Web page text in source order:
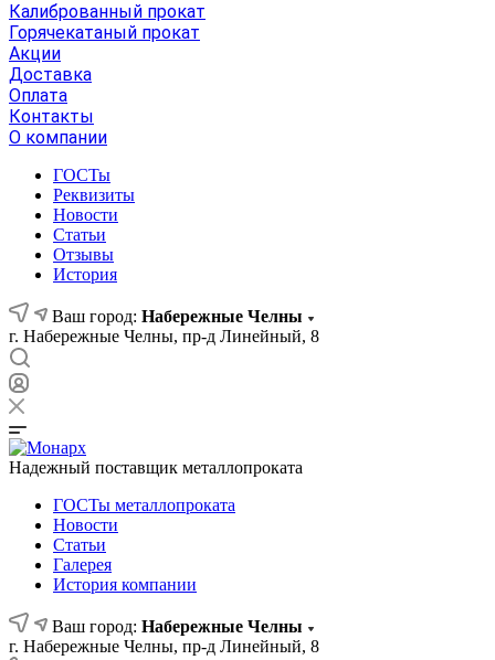
Калиброванный прокат
Горячекатаный прокат
Акции
Доставка
Оплата
Контакты
О компании
ГОСТы
Реквизиты
Новости
Статьи
Отзывы
История
Ваш город: Набережные Челны
г. Набережные Челны, пр-д Линейный, 8
Надежный поставщик металлопроката
ГОСТы металлопроката
Новости
Статьи
Галерея
История компании
Ваш город: Набережные Челны
г. Набережные Челны, пр-д Линейный, 8